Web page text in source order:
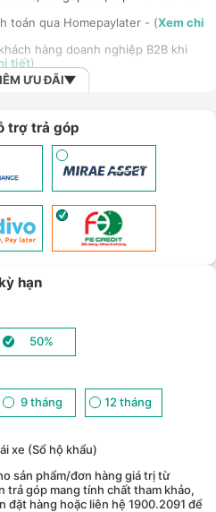
toán qua Homepaylater - (Xem chi
hàng doanh nghiệp B2B khi
tiết)
ƯU ĐÃI
trợ trả góp
hạn
50%
9 tháng 12 tháng
xe (Sổ hộ khẩu)
sản phẩm/đơn hàng giá trị từ
góp mang tính chất tham khảo,
đặt hàng hoặc liên hệ 1900.2091 để